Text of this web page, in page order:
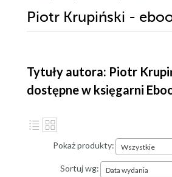
Piotr Krupiński -
Tytuły autora: Piotr
dostępne w księgarni
Pokaż produkty: Wszystkie
Sortuj wg: Data wydania